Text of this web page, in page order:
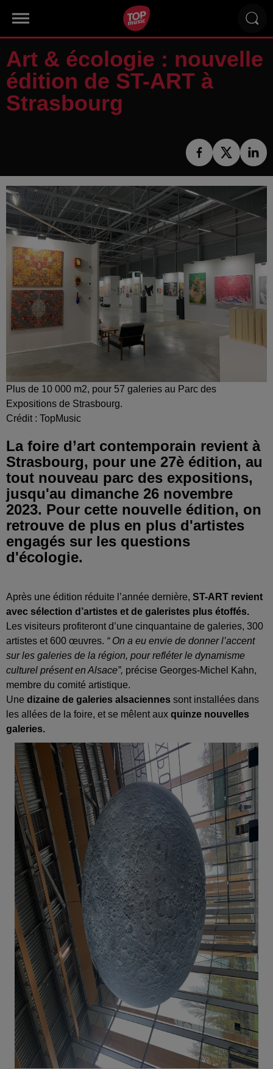
Art & écologie : nouvelle
édition de ST-ART à
Strasbourg
Plus de 10 000 m2, pour 57 galeries au Parc des
Expositions de Strasbourg.
Crédit : TopMusic
La foire d’art contemporain revient à
Strasbourg, pour une 27è édition, au
tout nouveau parc des expositions,
jusqu'au dimanche 26 novembre
2023. Pour cette nouvelle édition, on
retrouve de plus en plus d'artistes
engagés sur les questions
d'écologie.
Après une édition réduite l’année dernière, ST-ART revient
avec sélection d’artistes et de galeristes plus étoffés.
Les visiteurs profiteront d’une cinquantaine de galeries, 300
artistes et 600 œuvres. “ On a eu envie de donner l’accent
sur les galeries de la région, pour refléter le dynamisme
culturel présent en Alsace”, précise Georges-Michel Kahn,
membre du comité artistique.
Une dizaine de galeries alsaciennes sont installées dans
les allées de la foire, et se mêlent aux quinze nouvelles
galeries.